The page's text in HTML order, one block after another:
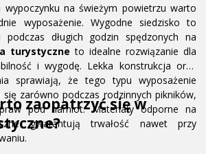
wypoczynku na świeżym powietrzu warto
wyposażenie. Wygodne siedzisko to
długich godzin spędzonych na
turystyczne to idealne rozwiązanie dla
i wygodę. Lekka konstrukcja oraz
sprawiają, że tego typu wyposażenie
zarówno podczas rodzinnych pikników,
pod namiot. Materiały odporne na
gwarantują trwałość nawet przy
zaopatrzyć się w